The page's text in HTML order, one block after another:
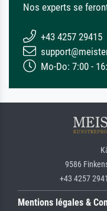
Nos experts se
+43 4257 29415
Mo-Do: 7:00 -
9586
+43 4257
Mentions légales &